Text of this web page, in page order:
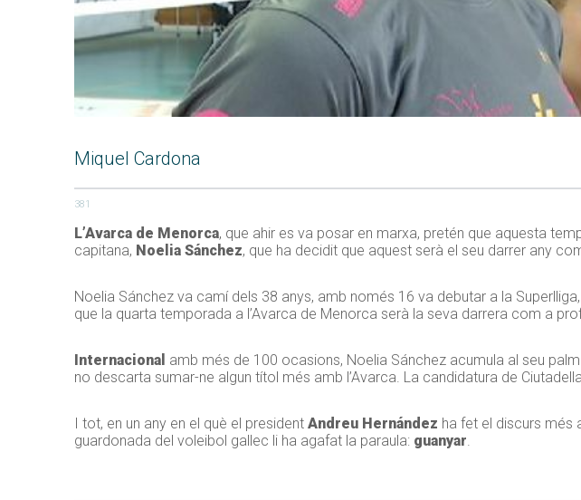
Miquel Cardona
381
L’Avarca de Menorca, que ahir es va posar en marxa, pretén que aquesta
capitana, Noelia Sánchez, que ha decidit que aquest serà el seu darrer any
Noelia Sánchez va camí dels 38 anys, amb només 16 va debutar a la
que la quarta temporada a l’Avarca de Menorca serà la seva darrera com a
Internacional amb més de 100 ocasions, Noelia Sánchez acumula al seu
no descarta sumar-ne algun títol més amb l’Avarca. La candidatura de
I tot, en un any en el què el president Andreu Hernández ha fet el discurs més
guardonada del voleibol gallec li ha agafat la paraula: guanyar.